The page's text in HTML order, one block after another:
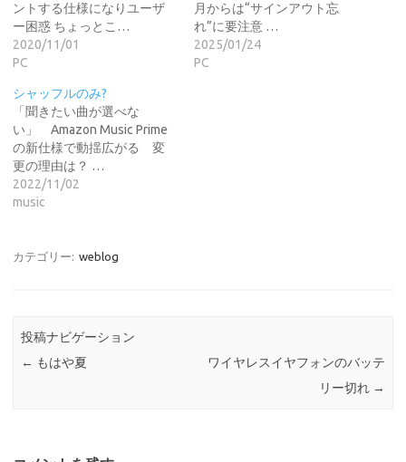
ントする仕様になりユーザ
ー困惑 ちょっとこ…
2020/11/01
PC
月からは“サインアウト忘
れ”に要注意 …
2025/01/24
PC
シャッフルのみ?
「聞きたい曲が選べな
い」 Amazon Music Prime
の新仕様で動揺広がる 変
更の理由は？ …
2022/11/02
music
カテゴリー: weblog
投稿ナビゲーション
← もはや夏
ワイヤレスイヤフォンのバッテ
リー切れ →